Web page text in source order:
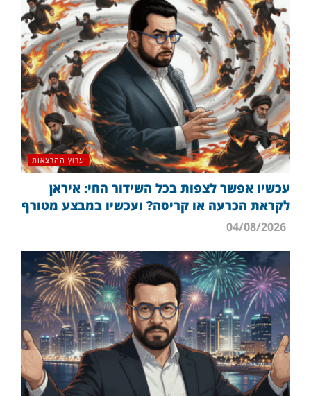
ערוץ ההרצאות
עכשיו אפשר לצפות בכל השידור החי: איראן
לקראת הכרעה או קריסה? ועכשיו במבצע מטורף